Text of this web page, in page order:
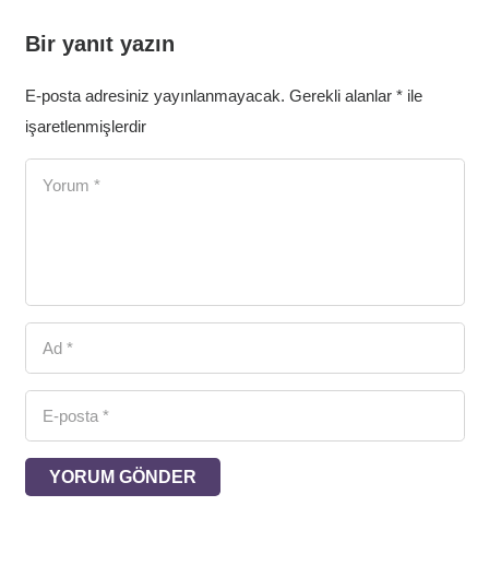
Bir yanıt yazın
E-posta adresiniz yayınlanmayacak. Gerekli alanlar *ile
işaretlenmişlerdir
YORUM GÖNDER